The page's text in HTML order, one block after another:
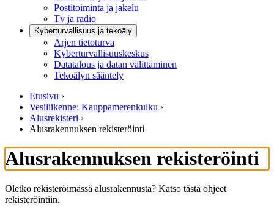
Postitoiminta ja jakelu
Tv ja radio
Kyberturvallisuus ja tekoäly
Arjen tietoturva
Kyberturvallisuuskeskus
Datatalous ja datan välittäminen
Tekoälyn sääntely
Etusivu ›
Vesiliikenne: Kauppamerenkulku ›
Alusrekisteri ›
Alusrakennuksen rekisteröinti
Alusrakennuksen rekisteröinti
Oletko rekisteröimässä alusrakennusta? Katso tästä ohjeet
rekisteröintiin.